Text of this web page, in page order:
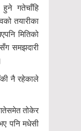
हुने गतेचाँहि
तयारीका
मितिको
समझदारी
नै रहेकाले
तोकेर
पनि मधेसी